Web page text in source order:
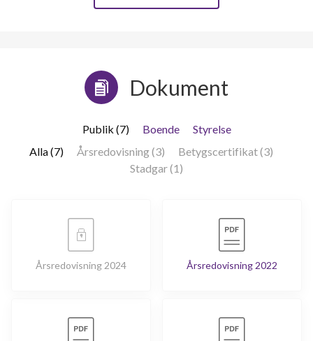
Dokument
Publik (7) Boende
Styrelse
Alla (7)
Årsredovisning (3)
Betygscertifikat (3)
Stadgar (1)
Årsredovisning 2024 Årsredovisning 2022